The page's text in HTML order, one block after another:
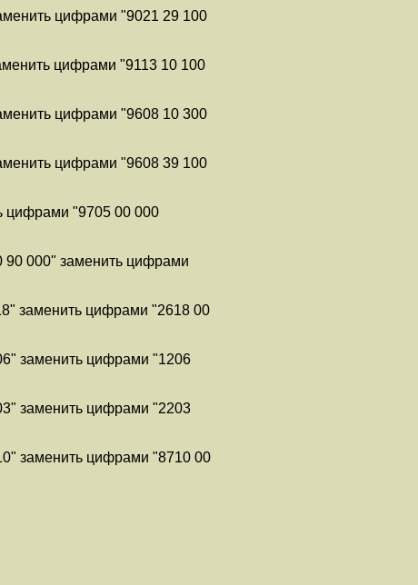
цифрами "9021 29 100
цифрами "9113 10 100
цифрами "9608 10 300
цифрами "9608 39 100
цифрами "9705 00 000
90 000" заменить цифрами
заменить цифрами "2618 00
заменить цифрами "1206
заменить цифрами "2203
заменить цифрами "8710 00